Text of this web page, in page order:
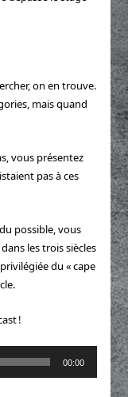
on en trouve.
mais quand
vous présentez
pas à ces
possible, vous
les trois siècles
du « cape
!
00:00